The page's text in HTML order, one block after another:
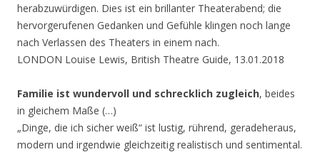
herabzuwürdigen. Dies ist ein brillanter Theaterabend; die
hervorgerufenen Gedanken und Gefühle klingen noch lange
nach Verlassen des Theaters in einem nach.
LONDON Louise Lewis, British Theatre Guide, 13.01.2018
Familie ist wundervoll und schrecklich zugleich, beides
in gleichem Maße (…)
„Dinge, die ich sicher weiß“ ist lustig, rührend, geradeheraus,
modern und irgendwie gleichzeitig realistisch und sentimental.